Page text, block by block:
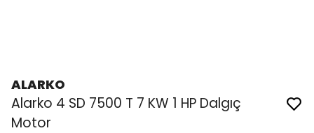
ALARKO
Alarko 4 SD 7500 T 7 KW 1 HP Dalgıç
Motor